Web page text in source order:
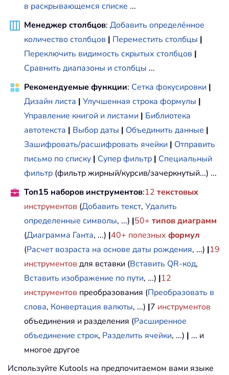
в раскрывающемся списке ...
Менеджер столбцов: Добавить определённое
количество столбцов | Переместить столбцы |
Переключить видимость скрытых столбцов |
Сравнить диапазоны и столбцы ...
Рекомендуемые функции: Сетка фокусировки |
Дизайн листа | Улучшенная строка формулы |
Управление книгой и листами | Библиотека
автотекста | Выбор даты | Объединить данные |
Зашифровать/расшифровать ячейки | Отправить
письмо по списку | Супер фильтр | Специальный
фильтр (фильтр жирный/курсив/зачеркнутый...) ...
Топ15 наборов инструментов:12 текстовых
инструментов (Добавить текст, Удалить
определенные символы, ...) |50+ типов диаграмм
(Диаграмма Ганта, ...) |40+ полезных формул
(Расчет возраста на основе даты рождения, ...) |19
инструментов для вставки (Вставить QR-код,
Вставить изображение по пути, ...) |12
инструментов преобразования (Преобразовать в
слова, Конвертация валюты, ...) |7 инструментов
объединения и разделения (Расширенное
объединение строк, Разделить ячейки, ...) | ... и
многое другое
Используйте Kutools на предпочитаемом вами языке